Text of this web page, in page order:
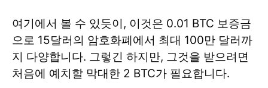
여기에서 볼 수 있듯이, 이것은 0.01 BTC 보증금
으로 15달러의 암호화폐에서 최대 100만 달러까
지 다양합니다. 그렇긴 하지만, 그것을 받으려면
처음에 예치할 막대한 2 BTC가 필요합니다.